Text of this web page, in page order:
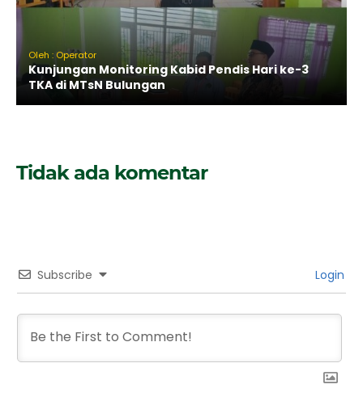
Oleh : Operator
Kunjungan Monitoring Kabid Pendis Hari ke-3
TKA di MTsN Bulungan
Tidak ada komentar
Subscribe Login